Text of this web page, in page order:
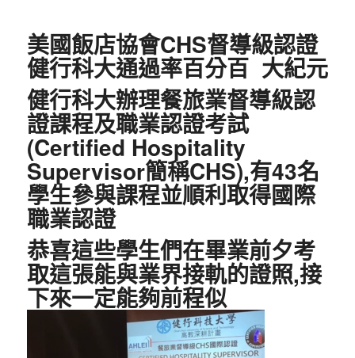
美國飯店協會CHS督導級認證
健行科大通過率百分百 大紀元
健行科大辦理餐旅業督導級認
證課程及職業認證考試
(Certified Hospitality
Supervisor簡稱CHS),有43名
學生參與課程並順利取得國際
職業認證
恭喜這些學生們在畢業前夕考
取這張能與業界接軌的證照,接
下來一定能夠前程似